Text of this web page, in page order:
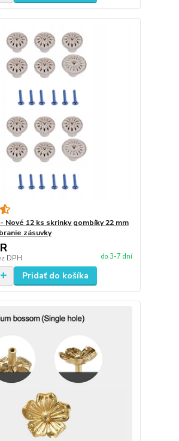
Nové 12 ks skrinky gombíky 22 mm
zásuvky
DPH do 3-7 dní
Pridať do košíka